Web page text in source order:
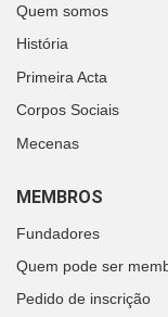
Quem somos
História
Primeira Acta
Corpos Sociais
Mecenas
MEMBROS
Fundadores
Quem pode ser
Pedido de inscrição